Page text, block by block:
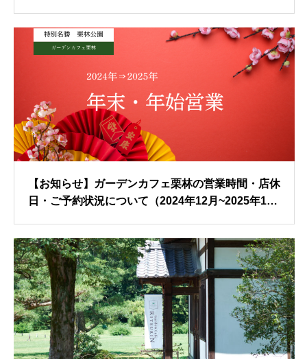
【お知らせ】ガーデンカフェ栗林の営業時間・店休
日・ご予約状況について（2024年12月~2025年1